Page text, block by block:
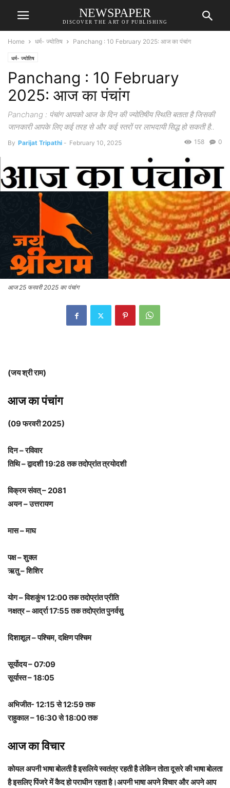
NEWSPAPER
DISCOVER THE ART OF PUBLISHING
Home धर्म- ज्योतिष Panchang : 10 February 2025: आज का पंचांग
धर्म- ज्योतिष
Panchang : 10 February
2025: आज का पंचांग
Panchang : पंचांग आपको आज के दिन की ज्योतिषीय स्थिति बताता है जिसकी
जानकारी आपके लिए कई तरह से और कई स्तरों पर लाभदायी सिद्ध हो सकती है..
By Parijat Tripathi - February 10, 2025 0
158
आज 25 फरवरी 2025 का पंचांग
(जय श्री राम)
आज का पंचांग
(09 फरवरी 2025)
दिन – रविवार
तिथि – द्वादशी 19:28 तक तदोप्रांत त्रयोदशी
विक्रम संवत् – 2081
अयन – उत्तरायण
मास – माघ
पक्ष – शुक्ल
ऋतु – शिशिर
योग – विशकुंभ 12:00 तक तदोप्रांत प्रीति
नक्षत्र – आर्द्रा 17:55 तक तदोप्रांत पुनर्वसु
दिशाशूल – पश्चिम, दक्षिण पश्चिम
सूर्योदय – 07:09
सूर्यास्त – 18:05
अभिजीत- 12:15 से 12:59 तक
राहुकाल – 16:30 से 18:00 तक
आज का विचार
कोयल अपनी भाषा बोलती है इसलिये स्वतंत्र रहती है लेकिन तोता दूसरे की भाषा बोलता
है इसलिए पिंजरे में कैद हो पराधीन रहता है।अपनी भाषा अपने विचार और अपने आप